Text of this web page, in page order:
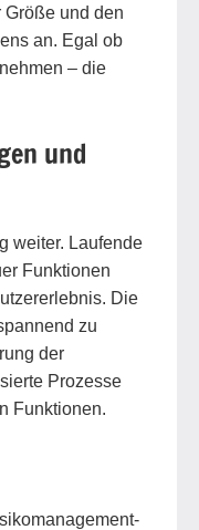
Größe und den
an. Egal ob
– die
und
weiter. Laufende
Funktionen
Die
zu
der
Prozesse
Funktionen.